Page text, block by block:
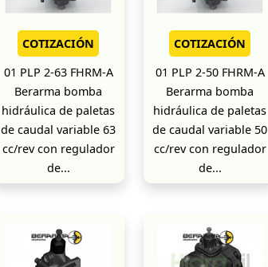
COTIZACIÓN
01 PLP 2-63 FHRM-A
Berarma bomba
hidráulica de paletas
de caudal variable 63
cc/rev con regulador
de...
COTIZACIÓN
01 PLP 2-50 FHRM-A
Berarma bomba
hidráulica de paletas
de caudal variable 50
cc/rev con regulador
de...